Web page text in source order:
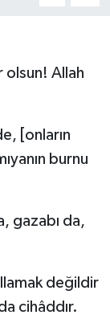
olsun! Allah
[onların
burnu
gazabı da,
değildir
cihâddır.